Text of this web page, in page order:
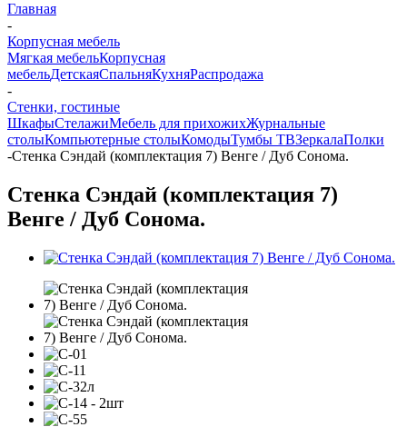
Главная
-
Корпусная мебель
Мягкая мебельКорпусная
мебельДетскаяСпальняКухняРаспродажа
-
Стенки, гостиные
ШкафыСтелажиМебель для прихожихЖурнальные
столыКомпьютерные столыКомодыТумбы ТВЗеркалаПолки
-Стенка Сэндай (комплектация 7) Венге / Дуб Сонома.
Стенка Сэндай (комплектация 7)
Венге / Дуб Сонома.